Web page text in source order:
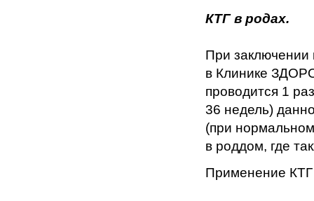
КТГ в родах.
При заключении
в Клинике
проводится 1
36 недель)
(при
в роддом, где
Применение КТГ